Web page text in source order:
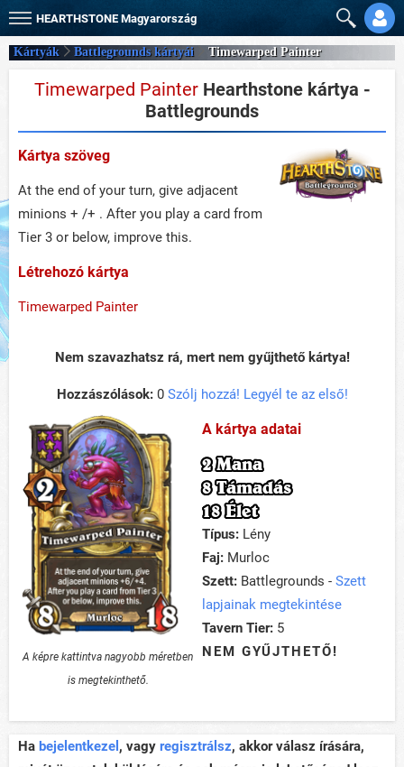
HEARTHSTONE Magyarország
Kártyák Battlegrounds kártyái Timewarped Painter
Timewarped PainterHearthstone kártya -
Battlegrounds
Kártya szöveg
At the end of your turn, give adjacent
minions + /+ . After you play a card from
Tier 3 or below, improve this.
Létrehozó kártya
Timewarped Painter
Nem szavazhatsz rá, mert nem gyűjthető kártya!
Hozzászólások:0 Szólj hozzá! Legyél te az első!
A képre kattintva nagyobb méretben
is megtekinthető.
A kártya adatai
2 Mana
8 Támadás
18 Élet
Típus: Lény
Faj: Murloc
Szett: Battlegrounds - Szett
lapjainak megtekintése
Tavern Tier: 5
NEM GYŰJTHETŐ!
Ha bejelentkezel , vagy regisztrálsz, akkor válasz írására,